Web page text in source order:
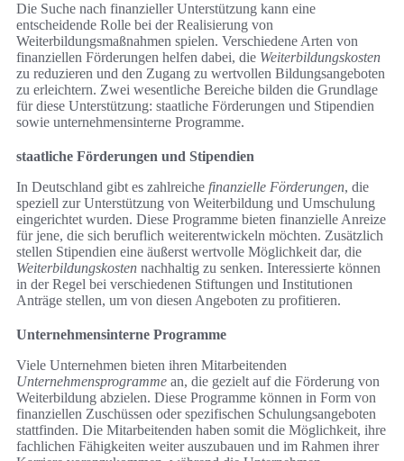
Die Suche nach finanzieller Unterstützung kann eine
entscheidende Rolle bei der Realisierung von
Weiterbildungsmaßnahmen spielen. Verschiedene Arten von
finanziellen Förderungen helfen dabei, die Weiterbildungskosten
zu reduzieren und den Zugang zu wertvollen Bildungsangeboten
zu erleichtern. Zwei wesentliche Bereiche bilden die Grundlage
für diese Unterstützung: staatliche Förderungen und Stipendien
sowie unternehmensinterne Programme.
staatliche Förderungen und Stipendien
In Deutschland gibt es zahlreiche finanzielle Förderungen, die
speziell zur Unterstützung von Weiterbildung und Umschulung
eingerichtet wurden. Diese Programme bieten finanzielle Anreize
für jene, die sich beruflich weiterentwickeln möchten. Zusätzlich
stellen Stipendien eine äußerst wertvolle Möglichkeit dar, die
Weiterbildungskosten nachhaltig zu senken. Interessierte können
in der Regel bei verschiedenen Stiftungen und Institutionen
Anträge stellen, um von diesen Angeboten zu profitieren.
Unternehmensinterne Programme
Viele Unternehmen bieten ihren Mitarbeitenden
Unternehmensprogramme an, die gezielt auf die Förderung von
Weiterbildung abzielen. Diese Programme können in Form von
finanziellen Zuschüssen oder spezifischen Schulungsangeboten
stattfinden. Die Mitarbeitenden haben somit die Möglichkeit, ihre
fachlichen Fähigkeiten weiter auszubauen und im Rahmen ihrer